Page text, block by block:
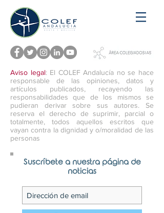
Aviso legal: El COLEF Andalucía no se hace
responsable de las opiniones, datos y
artículos publicados, recayendo las
responsabilidades que de los mismos se
pudieran derivar sobre sus autores. Se
reserva el derecho de suprimir, parcial o
totalmente, todos aquellos escritos que
vayan contra la dignidad y o/moralidad de las
personas
Suscríbete a nuestra página de
noticias